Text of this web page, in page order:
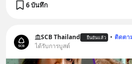
6 บันทึก
SCB Thailand ยืนยันแล้ว • ติดตา
ได้รับการบูสต์